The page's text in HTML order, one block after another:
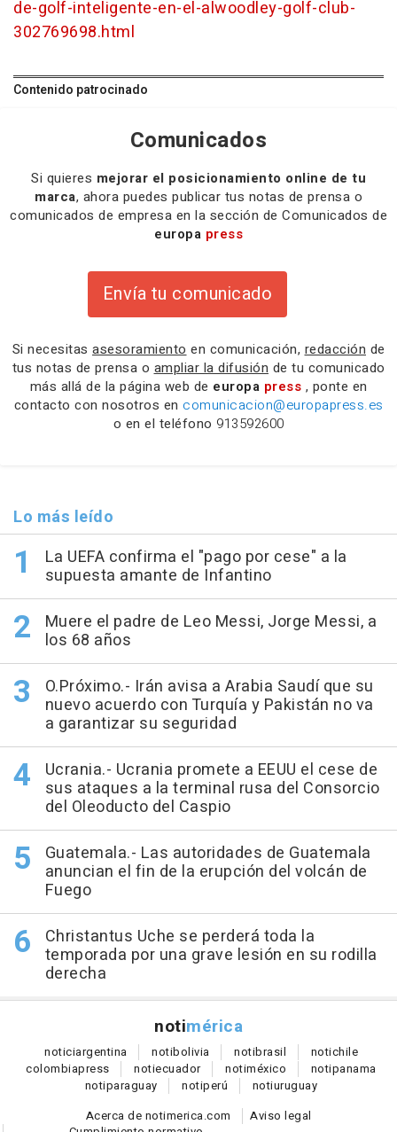
de-golf-inteligente-en-el-alwoodley-golf-club-
302769698.html
Contenido patrocinado
Comunicados
Si quieres mejorar el posicionamiento online de tu
marca, ahora puedes publicar tus notas de prensa o
comunicados de empresa en la sección de Comunicados de
europa press
Envía tu comunicado
Si necesitas asesoramiento en comunicación, redacción de
tus notas de prensa o ampliar la difusión de tu comunicado
más allá de la página web de europa press , ponte en
contacto con nosotros en comunicacion@europapress.es
o en el teléfono 913592600
Lo más leído
La UEFA confirma el "pago por cese" a la
supuesta amante de Infantino
Muere el padre de Leo Messi, Jorge Messi, a
los 68 años
O.Próximo.- Irán avisa a Arabia Saudí que su
nuevo acuerdo con Turquía y Pakistán no va
a garantizar su seguridad
Ucrania.- Ucrania promete a EEUU el cese de
sus ataques a la terminal rusa del Consorcio
del Oleoducto del Caspio
Guatemala.- Las autoridades de Guatemala
anuncian el fin de la erupción del volcán de
Fuego
Christantus Uche se perderá toda la
temporada por una grave lesión en su rodilla
derecha
notimérica
noticiargentina notibolivia notibrasil notichile
colombiapress notiecuador notiméxico notipanama
notiparaguay notiperú notiuruguay
Acerca de notimerica.com
Aviso legal